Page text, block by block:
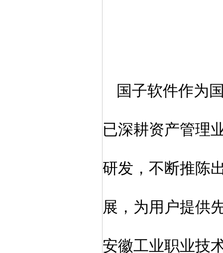
国子软件作为
已深耕资产管理
研发，不断推陈
展，为用户提供
安徽工业职业技